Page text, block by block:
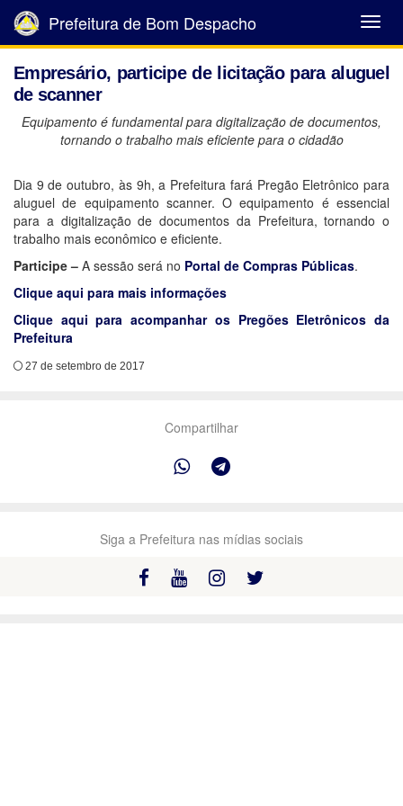
Abrir
Menu
Prefeitura de Bom Despacho
Empresário, participe de licitação para aluguel
de scanner
Equipamento é fundamental para digitalização de documentos,
tornando o trabalho mais eficiente para o cidadão
Dia 9 de outubro, às 9h, a Prefeitura fará Pregão Eletrônico para
aluguel de equipamento scanner. O equipamento é essencial
para a digitalização de documentos da Prefeitura, tornando o
trabalho mais econômico e eficiente.
Participe – A sessão será no Portal de Compras Públicas.
Clique aqui para mais informações
Clique aqui para acompanhar os Pregões Eletrônicos da
Prefeitura
27 de setembro de 2017
Compartilhar
Siga a Prefeitura nas mídias sociais